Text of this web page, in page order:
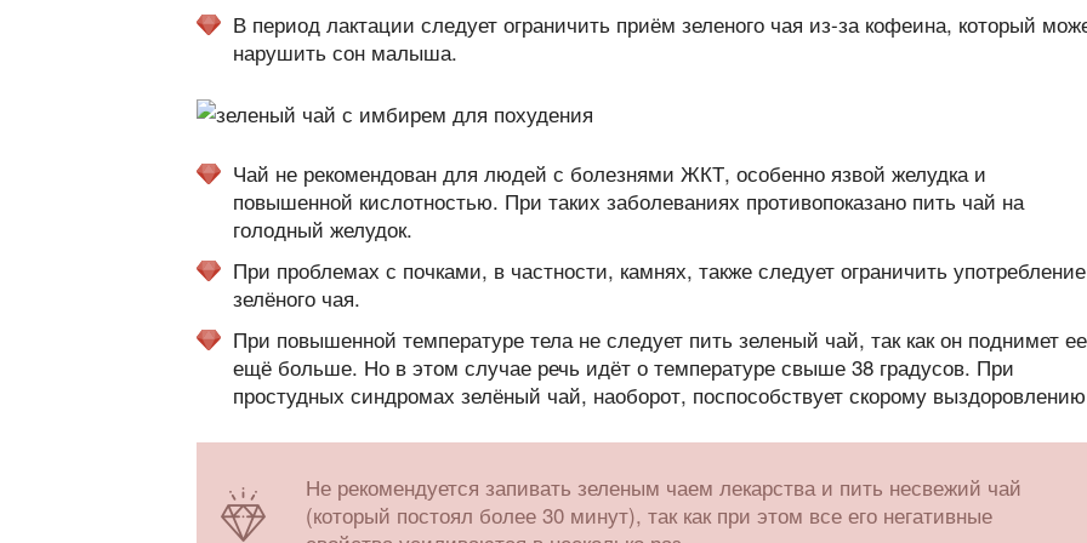
В период лактации следует ограничить приём зеленого чая из-за кофеина, который
нарушить сон малыша.
Чай не рекомендован для людей с болезнями ЖКТ, особенно язвой желудка и
повышенной кислотностью. При таких заболеваниях противопоказано пить чай на
голодный желудок.
При проблемах с почками, в частности, камнях, также следует ограничить употребление
зелёного чая.
При повышенной температуре тела не следует пить зеленый чай, так как он поднимет ее
ещё больше. Но в этом случае речь идёт о температуре свыше 38 градусов. При
простудных синдромах зелёный чай, наоборот, поспособствует скорому
Не рекомендуется запивать зеленым чаем лекарства и пить несвежий чай
(который постоял более 30 минут), так как при этом все его негативные